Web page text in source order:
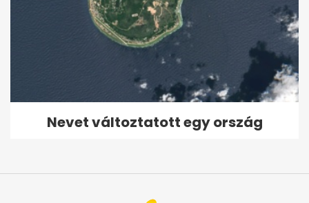
Nevet változtatott egy ország